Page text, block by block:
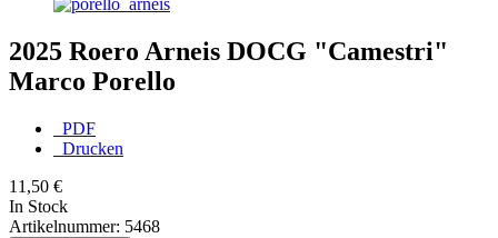
2025 Roero Arneis DOCG "Camestri"
Marco Porello
PDF
Drucken
11,50 €
In Stock
Artikelnummer: 5468